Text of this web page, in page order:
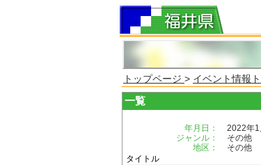
トップページ > イベント情報
一覧
年月日：
2022年1
ジャンル：
その他
地区：
その他
タイトル